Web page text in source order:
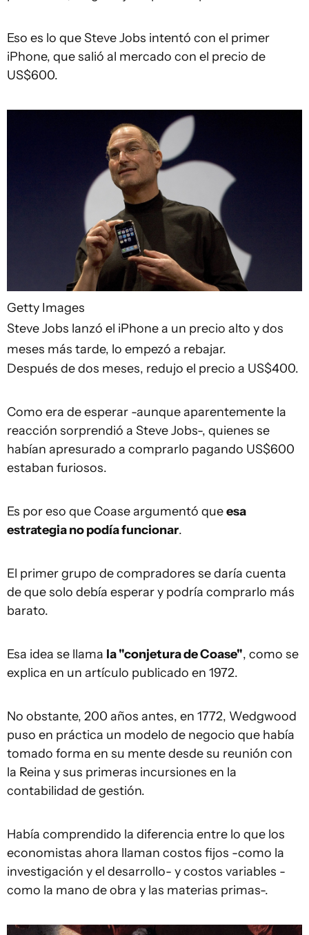
Eso es lo que Steve Jobs intentó con el primer
iPhone, que salió al mercado con el precio de
US$600.
Getty Images
Steve Jobs lanzó el iPhone a un precio alto y dos
meses más tarde, lo empezó a rebajar.
Después de dos meses, redujo el precio a US$400.
Como era de esperar -aunque aparentemente la
reacción sorprendió a Steve Jobs-, quienes se
habían apresurado a comprarlo pagando US$600
estaban furiosos.
Es por eso que Coase argumentó queesa
estrategia no podía funcionar.
El primer grupo de compradores se daría cuenta
de que solo debía esperar y podría comprarlo más
barato.
Esa idea se llama la"conjetura de Coase", como se
explica en un artículo publicado en 1972.
No obstante, 200 años antes, en 1772, Wedgwood
puso en práctica un modelo de negocio que había
tomado forma en su mente desde su reunión con
la Reina y sus primeras incursiones en la
contabilidad de gestión.
Había comprendido la diferencia entre lo que los
economistas ahora llaman costos fijos -como la
investigación y el desarrollo- y costos variables -
como la mano de obra y las materias primas-.